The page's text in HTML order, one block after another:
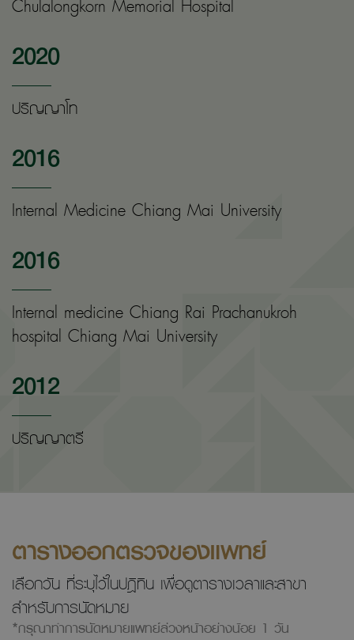
2020
ปริญญาโท
2016
Internal Medicine Chiang Mai University
2016
Internal medicine Chiang Rai Prachanukroh
hospital Chiang Mai University
2012
ปริญญาตรี
ตารางออกตรวจของแพทย์
เลือกวัน ที่ระบุไว้ในปฎิทิน เพื่อดูตารางเวลาและสาขา
สำหรับการนัดหมาย
*กรุณาทำการนัดหมายแพทย์ล่วงหน้าอย่างน้อย 1 วัน